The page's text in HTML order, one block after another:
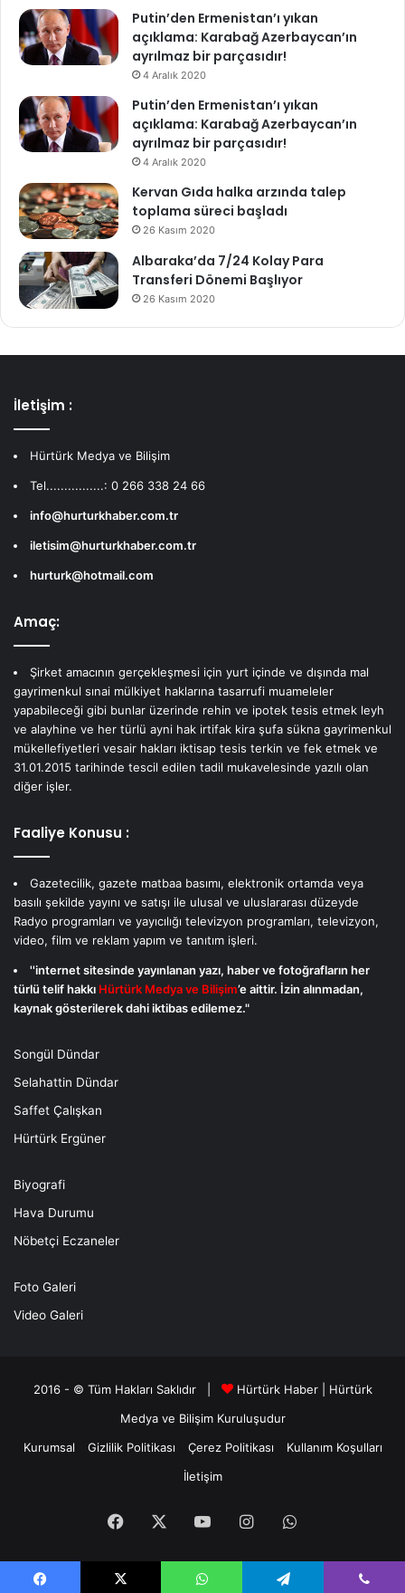
Putin’den Ermenistan’ı yıkan
açıklama: Karabağ Azerbaycan’ın
ayrılmaz bir parçasıdır!
4 Aralık 2020
Putin’den Ermenistan’ı yıkan
açıklama: Karabağ Azerbaycan’ın
ayrılmaz bir parçasıdır!
4 Aralık 2020
Kervan Gıda halka arzında talep
toplama süreci başladı
26 Kasım 2020
Albaraka’da 7/24 Kolay Para
Transferi Dönemi Başlıyor
26 Kasım 2020
İletişim :
Hürtürk Medya ve Bilişim
Tel................: 0 266 338 24 66
info@hurturkhaber.com.tr
iletisim@hurturkhaber.com.tr
hurturk@hotmail.com
Amaç:
Şirket amacının gerçekleşmesi için yurt içinde ve dışında mal
gayrimenkul sınai mülkiyet haklarına tasarrufi muameleler
yapabileceği gibi bunlar üzerinde rehin ve ipotek tesis etmek leyh
ve alayhine ve her türlü ayni hak irtifak kira şufa sükna gayrimenkul
mükellefiyetleri vesair hakları iktisap tesis terkin ve fek etmek ve
31.01.2015 tarihinde tescil edilen tadil mukavelesinde yazılı olan
diğer işler.
Faaliye Konusu :
Gazetecilik, gazete matbaa basımı, elektronik ortamda veya
basılı şekilde yayını ve satışı ile ulusal ve uluslararası düzeyde
Radyo programları ve yayıcılığı televizyon programları, televizyon,
video, film ve reklam yapım ve tanıtım işleri.
''internet sitesinde yayınlanan yazı, haber ve fotoğrafların her
türlü telif hakkı Hürtürk Medya ve Bilişim’e aittir. İzin alınmadan,
kaynak gösterilerek dahi iktibas edilemez."
Songül Dündar
Selahattin Dündar
Saffet Çalışkan
Hürtürk Ergüner
Biyografi
Hava Durumu
Nöbetçi Eczaneler
Foto Galeri
Video Galeri
2016 - © Tüm Hakları Saklıdır | Hürtürk Haber
Hürtürk
Medya ve BilişimKuruluşudur
Kurumsal
Gizlilik Politikası Çerez Politikası
Kullanım Koşulları
İletişim
Facebook YouTubeInstagramWhatsApp